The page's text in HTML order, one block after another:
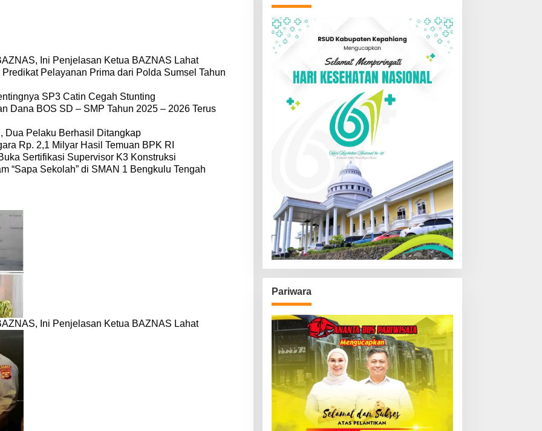
Ini Penjelasan Ketua BAZNAS Lahat
Pelayanan Prima dari Polda Sumsel Tahun
SP3 Catin Cegah Stunting
Dana BOS SD – SMP Tahun 2025 – 2026 Terus
Dua Pelaku Berhasil Ditangkap
Rp. 2,1 Milyar Hasil Temuan BPK RI
Sertifikasi Supervisor K3 Konstruksi
“Sapa Sekolah” di SMAN 1 Bengkulu Tengah
Ini Penjelasan Ketua BAZNAS Lahat
Pariwara